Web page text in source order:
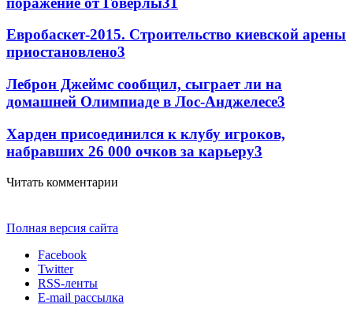
Евробаскет-2015. Строительство киевской арены
приостановлено3
Леброн Джеймс сообщил, сыграет ли на
домашней Олимпиаде в Лос-Анджелесе3
Харден присоединился к клубу игроков,
набравших 26 000 очков за карьеру3
Читать комментарии
Полная версия сайта
Facebook
Twitter
RSS-ленты
E-mail рассылка